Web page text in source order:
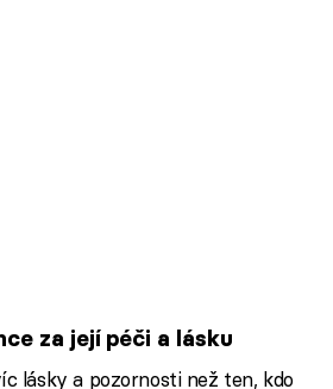
za její péči a lásku
lásky a pozornosti než ten, kdo